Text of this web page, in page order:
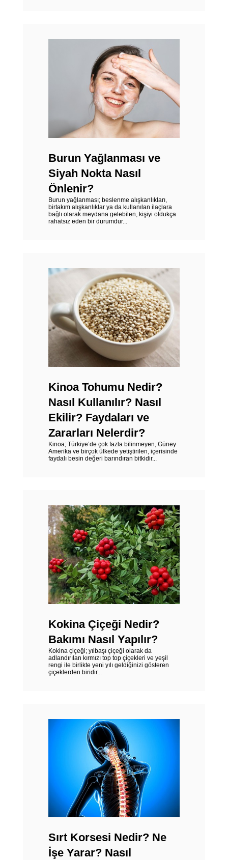
Burun Yağlanması ve
Siyah Nokta Nasıl
Önlenir?
Burun yağlanması; beslenme alışkanlıkları,
birtakım alışkanlıklar ya da kullanılan ilaçlara
bağlı olarak meydana gelebilen, kişiyi oldukça
rahatsız eden bir durumdur...
Kinoa Tohumu Nedir?
Nasıl Kullanılır? Nasıl
Ekilir? Faydaları ve
Zararları Nelerdir?
Kinoa; Türkiye’de çok fazla bilinmeyen, Güney
Amerika ve birçok ülkede yetiştirilen, içerisinde
faydalı besin değeri barındıran bitkidir...
Kokina Çiçeği Nedir?
Bakımı Nasıl Yapılır?
Kokina çiçeği; yılbaşı çiçeği olarak da
adlandırılan kırmızı top top çiçekleri ve yeşil
rengi ile birlikte yeni yılı geldiğinizi gösteren
çiçeklerden biridir...
Sırt Korsesi Nedir? Ne
İşe Yarar? Nasıl